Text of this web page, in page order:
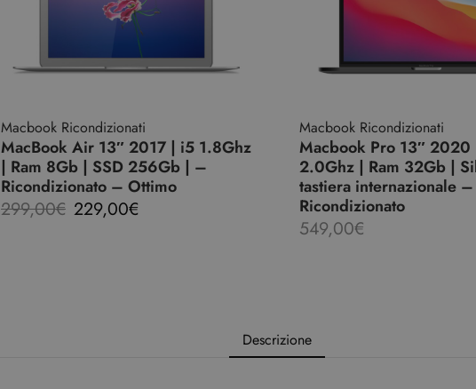
Macbook Ricondizionati
MacBook Air 13″ 2017 | i5 1.8Ghz
| Ram 8Gb | SSD 256Gb | –
Ricondizionato – Ottimo
299,00€ 229,00€
Macbook Ricondizionati
Macbook Pro 13″
2.0Ghz | Ram 32Gb |
tastiera internazionale –
Ricondizionato
549,00€
Descrizione